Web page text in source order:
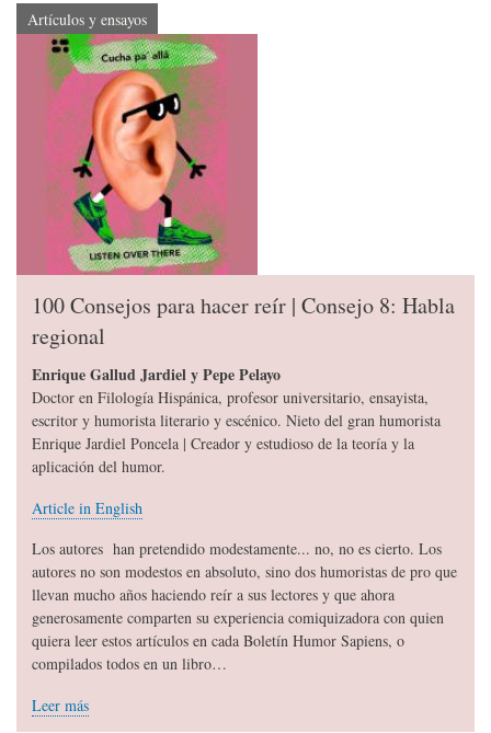
Artículos y ensayos
100 Consejos para hacer reír | Consejo 8: Habla
regional
Enrique Gallud Jardiel y Pepe Pelayo
Doctor en Filología Hispánica, profesor universitario, ensayista,
escritor y humorista literario y escénico. Nieto del gran humorista
Enrique Jardiel Poncela | Creador y estudioso de la teoría y la
aplicación del humor.
Article in English
Los autores han pretendido modestamente... no, no es cierto. Los
autores no son modestos en absoluto, sino dos humoristas de pro que
llevan mucho años haciendo reír a sus lectores y que ahora
generosamente comparten su experiencia comiquizadora con quien
quiera leer estos artículos en cada Boletín Humor Sapiens, o
compilados todos en un libro…
Leer más